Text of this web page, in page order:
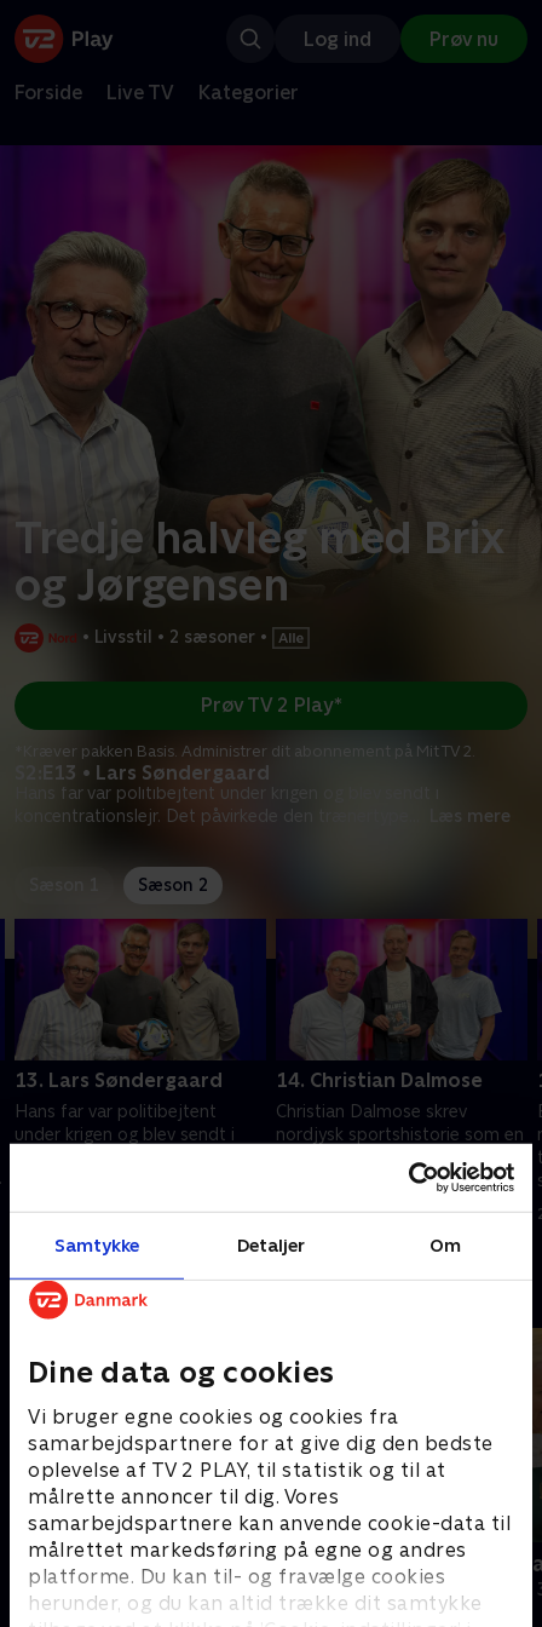
Samtykke Detaljer Om
Dine data og cookies
Vi bruger egne cookies og cookies fra
samarbejdspartnere for at give dig den bedste
oplevelse af TV 2 PLAY, til statistik og til at
målrette annoncer til dig. Vores
samarbejdspartnere kan anvende cookie-data til
målrettet markedsføring på egne og andres
platforme. Du kan til- og fravælge cookies
herunder, og du kan altid trække dit samtykke
Log ind Prøv nu
Forside Live TV Kategorier
Tredje halvleg med Brix
og Jørgensen
• Livsstil • 2 sæsoner •
S2:E13 • Lars Søndergaard
Hans far var politibejtent under krigen og blev sendt i
koncentrationslejr. Det påvirkede den trænertype
Læs mere
Prøv TV 2 Play*
*Kræver pakken Basis. Administrer dit abonnement på Mit TV 2.
Sæson 2
13. Lars Søndergaard
Hans far var politibejtent
under krigen og blev sendt i
28. august 2024 • 42 min
14. Christian Dalmose
Christian Dalmose skrev
nordjysk sportshistorie som en
kvindehåndbold som træner
28. august 2024 • 41 min
Andre så også
Julelys for millioner
2022 • Livsstil • 46 min
Nytår hos
2018 • Livsstil •